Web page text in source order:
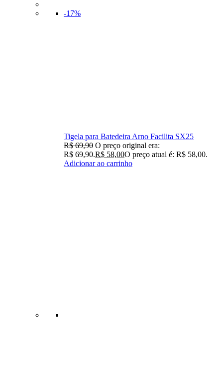
-17%
Tigela para Batedeira Arno Facilita SX25
R$69,90 O preço original era:
R$ 69,90.R$ 58,00O preço atual é: R$ 58,00.
Adicionar ao carrinho